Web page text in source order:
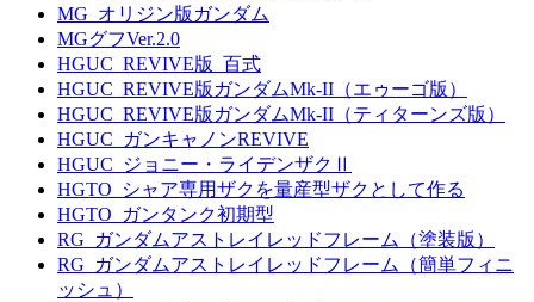
MG_オリジン版ガンダム
MGグフVer.2.0
HGUC_REVIVE版_百式
HGUC_REVIVE版ガンダムMk-II（エゥーゴ版）
HGUC_REVIVE版ガンダムMk-II（ティターンズ版）
HGUC_ガンキャノンREVIVE
HGUC_ジョニー・ライデンザクⅡ
HGTO_シャア専用ザクを量産型ザクとして作る
HGTO_ガンタンク初期型
RG_ガンダムアストレイレッドフレーム（塗装版）
RG_ガンダムアストレイレッドフレーム（簡単フィニ
ッシュ）